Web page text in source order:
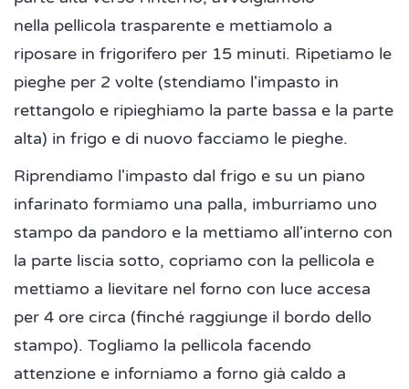
nella pellicola trasparente e mettiamolo a
riposare in frigorifero per 15 minuti. Ripetiamo le
pieghe per 2 volte (stendiamo l'impasto in
rettangolo e ripieghiamo la parte bassa e la parte
alta) in frigo e di nuovo facciamo le pieghe.
Riprendiamo l'impasto dal frigo e su un piano
infarinato formiamo una palla, imburriamo uno
stampo da pandoro e la mettiamo all'interno con
la parte liscia sotto, copriamo con la pellicola e
mettiamo a lievitare nel forno con luce accesa
per 4 ore circa (finché raggiunge il bordo dello
stampo). Togliamo la pellicola facendo
attenzione e inforniamo a forno già caldo a